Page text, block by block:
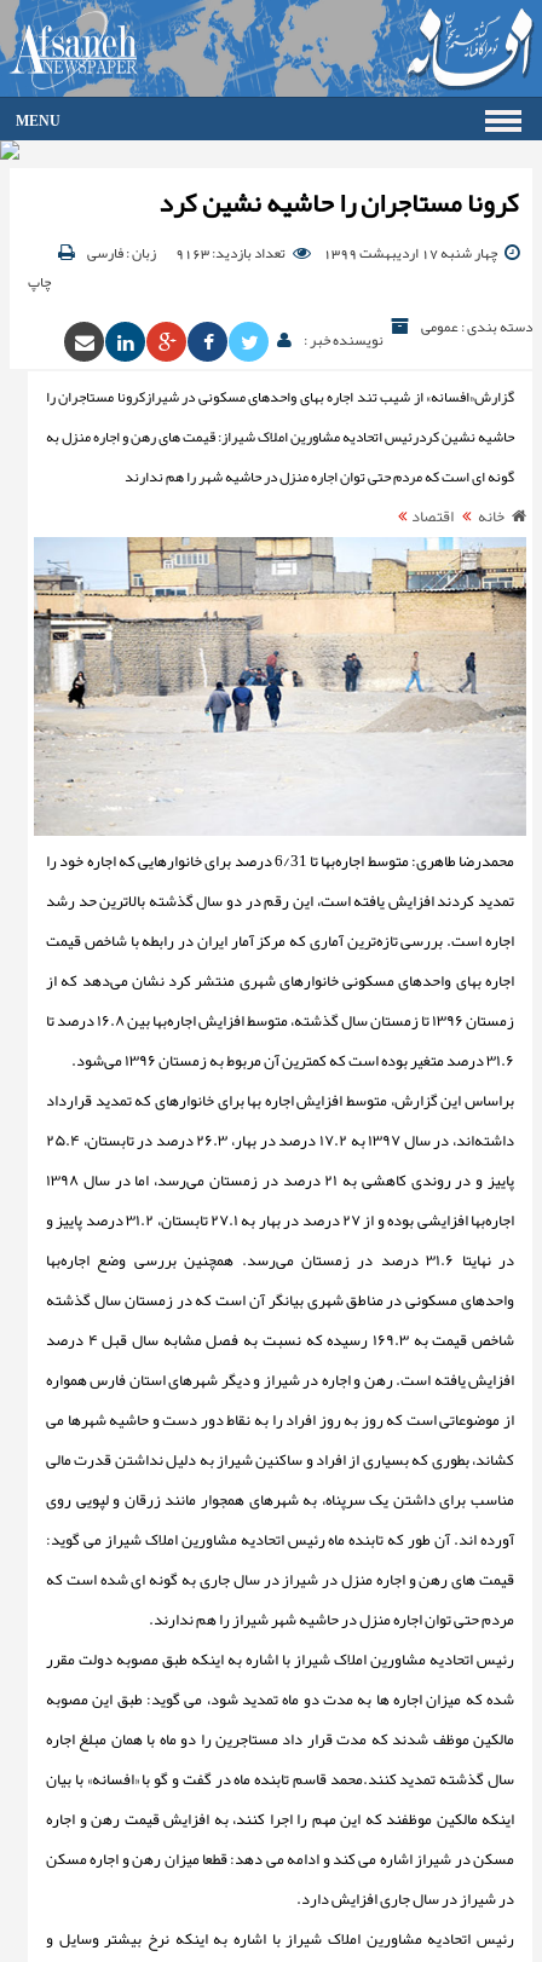
MENU
فرهنگ
اقتصاد
گزارش تصویری
جامعه
سیاست
آرشیو
ارتباط با ما
کرونا مستاجران را حاشیه نشین کرد
چهار شنبه 17 اردیبهشت 1399 تعداد بازدید: 9163
زبان : فارسی
چاپ
دسته بندی : عمومی
نویسنده خبر :
گزارش«افسانه» ‌از شیب تند اجاره بهای واحدهای مسکونی در شیرازکرونا مستاجران را
حاشیه نشین کردرئیس اتحادیه مشاورین املاک شیراز: قیمت های رهن و اجاره منزل به
گونه ای است که مردم حتی توان اجاره منزل در حاشیه شهر را هم ندارند
خانه اقتصاد
محمدرضا طاهری: متوسط اجاره
بها تا 6/31 درصد برای خانوارهایی که اجاره خود را
تمدید کردند افزایش یافته است، این رقم در دو سال گذشته بالاترین حد رشد
اجاره است. بررسی تازهترین آماری که مرکز آمار ایران در رابطه با شاخص قیمت
اجاره بهای واحدهای مسکونی خانوارهای شهری منتشر کرد نشان میدهد که از
زمستان ۱۳۹۶ تا زمستان سال گذشته، متوسط افزایش اجاره
بها بین ۱۶.۸ درصد تا
۳۱.۶ درصد متغیر بوده است که کمترین آن مربوط به زمستان ۱۳۹۶ می
شود.
براساس این گزارش، متوسط افزایش اجاره بها برای خانوارهای که تمدید قرارداد
داشته
اند، در سال ۱۳۹۷ به ۱۷.۲ درصد در بهار، ۲۶.۳ درصد در تابستان، ۲۵.۴
پاییز و در روندی کاهشی به ۲۱ درصد در زمستان می
رسد، اما در سال ۱۳۹۸
اجاره
بها افزایشی بوده و از ۲۷ درصد در بهار به ۲۷.۱ تابستان، ۳۱.۲ درصد پاییز و
در نهایتا ۳۱.۶ درصد در زمستان می
رسد. همچنین بررسی وضع اجارهبها
واحدهای مسکونی در مناطق شهری بیانگر آن است که در زمستان سال گذشته
شاخص قیمت به ۱۶۹.۳ رسیده که نسبت به فصل مشابه سال قبل ۴ درصد
افزایش یافته است. رهن و اجاره در شیراز و دیگر شهرهای استان فارس همواره
از موضوعاتی است که روز به روز افراد را به نقاط دور دست و حاشیه شهرها می
کشاند، بطوری که بسیاری از افراد و ساکنین شیراز به دلیل نداشتن قدرت مالی
مناسب برای داشتن یک سرپناه، به شهرهای همجوار مانند زرقان و لپویی روی
آورده اند. آن طور که تابنده ماه رئیس اتحادیه مشاورین املاک شیراز می گوید:
قیمت های رهن و اجاره منزل در شیراز در سال جاری به گونه ای شده است که
مردم حتی توان اجاره منزل در حاشیه شهر شیراز را هم ندارند.
رئیس اتحادیه مشاورین املاک شیراز با اشاره به اینکه طبق مصوبه دولت مقرر
شده که میزان اجاره ها به مدت دو ماه تمدید شود، می گوید: طبق این مصوبه
مالکین موظف شدند که مدت قرار داد مستاجرین را دو ماه با همان مبلغ اجاره
سال گذشته تمدید کنند.محمد قاسم تابنده ماه در گفت و گو با «افسانه» با بیان
اینکه مالکین موظفند که این مهم را اجرا کنند، به افزایش قیمت رهن و اجاره
مسکن در شیراز اشاره می کند و ادامه می دهد: قطعا میزان رهن و اجاره مسکن
در شیراز در سال جاری افزایش دارد.
رئیس اتحادیه مشاورین املاک شیراز با اشاره به اینکه نرخ بیشتر وسایل و